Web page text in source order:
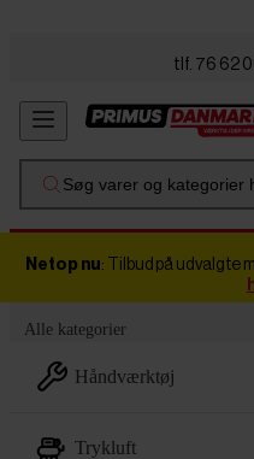
tlf. 76 62
Søg varer og kategorier
Netop nu: Tilbud på udvalgte
Alle kategorier
håndværktøj
trykluft